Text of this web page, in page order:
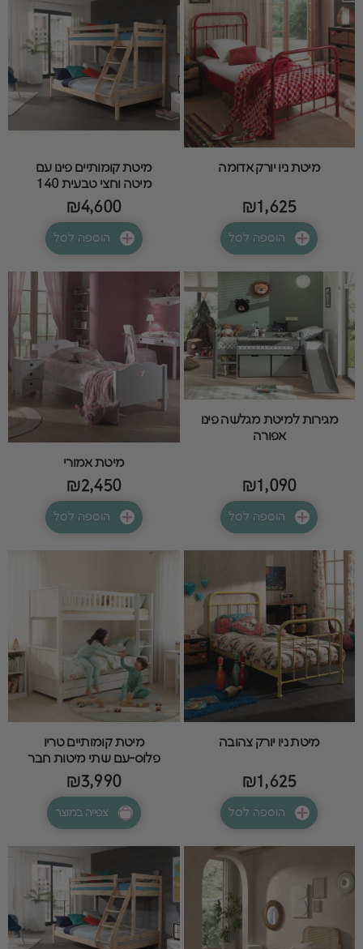
מיטת ניו יורק אדומה
₪1,625
הוספה לסל
מיטת קומותיים פינו עם
מיטה וחצי טבעית 140
₪4,600
הוספה לסל
מגירות למיטת מגלשה פינו
אפורה
₪1,090
הוספה לסל
מיטת אמורי
₪2,450
הוספה לסל
מיטת ניו יורק צהובה
₪1,625
הוספה לסל
מיטת קומותיים טריו
פלוס-עם שתי מיטות חבר
₪3,990
צפייה במוצר